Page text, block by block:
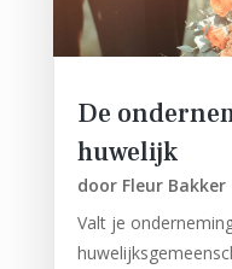
De
huwelijk
door Fleur Bakker
Valt je